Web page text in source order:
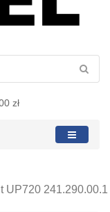
zł
UP720 241.290.00.1